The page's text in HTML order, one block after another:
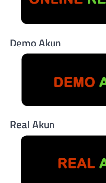
Demo Akun
Real Akun